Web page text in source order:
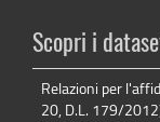
Scopri i
Relazioni per
20, D.L. 179/